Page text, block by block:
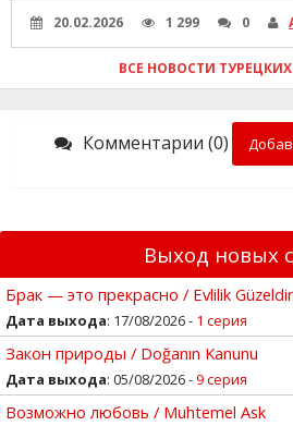
20.02.2026 1 299 0
ВСЕ НОВОСТИ
Комментарии (0)
Выход новых
Брак — это прекрасно / Evlilik Güzeldir
Дата выхода: 17/08/2026 - 1 серия
Закон природы / Doğanın Kanunu
Дата выхода: 05/08/2026 -9 серия
Возможно любовь / Muhtemel Ask